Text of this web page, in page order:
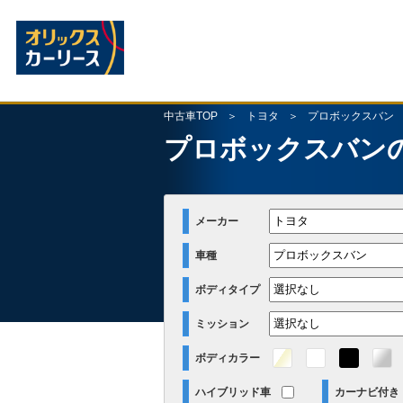
中古車TOP トヨタ プロボックスバン
プロボックスバン
メーカー
車種
ボディタイプ
ミッション
ボディカラー
ハイブリッド車 カーナビ付き